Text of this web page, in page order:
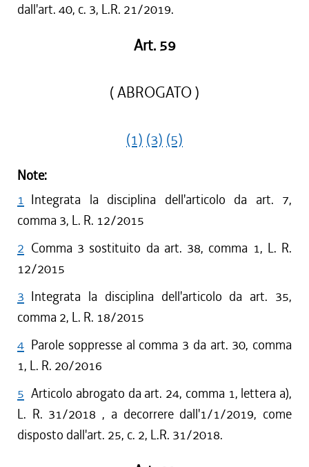
dall'art. 40, c. 3, L.R. 21/2019.
Art. 59
( ABROGATO )
(1) (3) (5)
Note:
1 Integrata la disciplina dell'articolo da art. 7,
comma 3, L. R. 12/2015
2 Comma 3 sostituito da art. 38, comma 1, L. R.
12/2015
3 Integrata la disciplina dell'articolo da art. 35,
comma 2, L. R. 18/2015
4 Parole soppresse al comma 3 da art. 30, comma
1, L. R. 20/2016
5 Articolo abrogato da art. 24, comma 1, lettera a),
L. R. 31/2018 , a decorrere dall'1/1/2019, come
disposto dall'art. 25, c. 2, L.R. 31/2018.